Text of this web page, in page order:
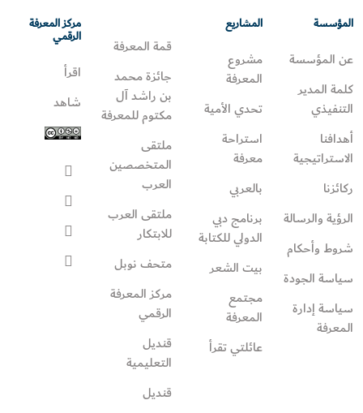
المؤسسة
عن المؤسسة
كلمة المدير
التنفيذي
أهدافنا
الاستراتيجية
ركائزنا
الرؤية والرسالة
شروط وأحكام
سياسة الجودة
سياسة إدارة
المعرفة
المشاريع
مشروع
المعرفة
تحدي الأمية
استراحة
معرفة
بالعربي
برنامج دبي
الدولي للكتابة
بيت الشعر
مجتمع
المعرفة
عائلتي تقرأ‎
قمة المعرفة
جائزة محمد
بن راشد آل
مكتوم للمعرفة
ملتقى
المتخصصين
العرب
ملتقى العرب
للابتكار
متحف نوبل
مركز المعرفة
الرقمي
قنديل
التعليمية
قنديل
مركز المعرفة
الرقمي
اقرأ
شاهد